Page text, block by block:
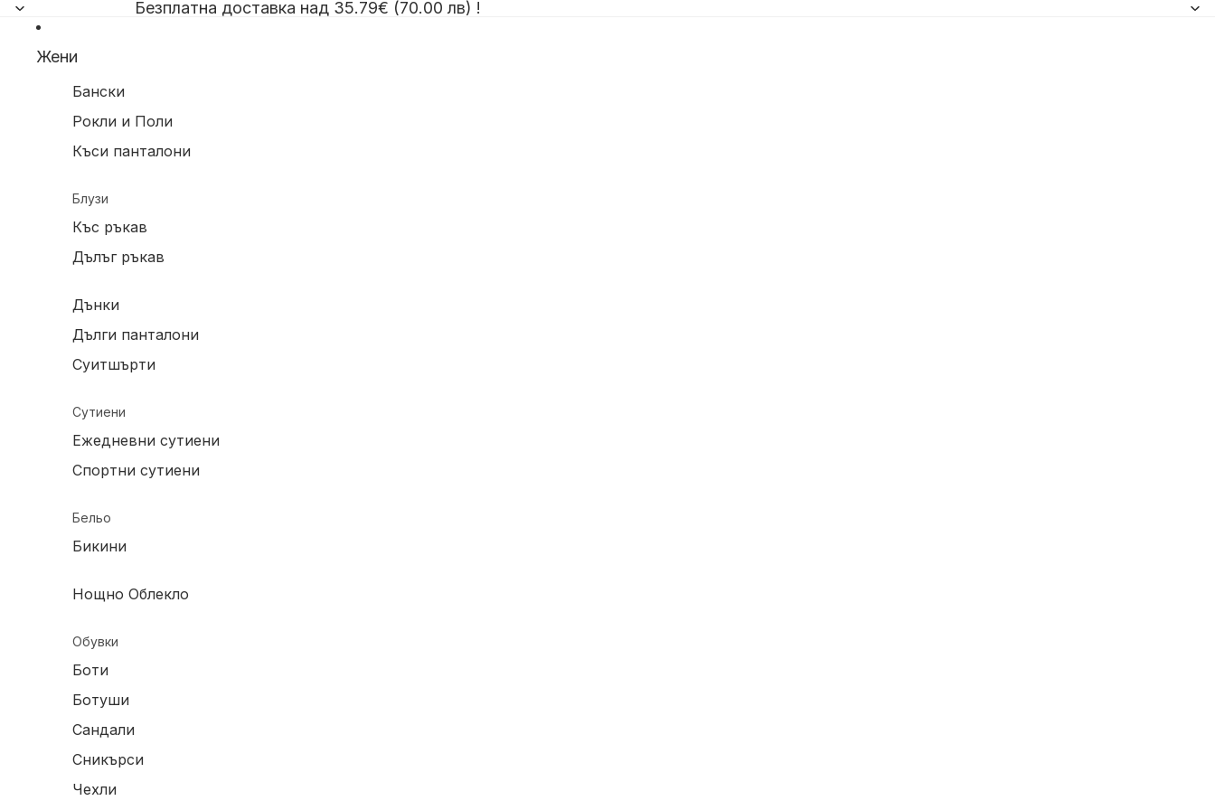
Безплатна доставка над 35.79€ (70.00 лв) !
Жени
Бански
Рокли и Поли
Къси панталони
Блузи
Къс ръкав
Дълъг ръкав
Дънки
Дълги панталони
Суитшърти
Сутиени
Ежедневни сутиени
Спортни сутиени
Бельо
Бикини
Нощно Облекло
Обувки
Боти
Ботуши
Сандали
Сникърси
Чехли